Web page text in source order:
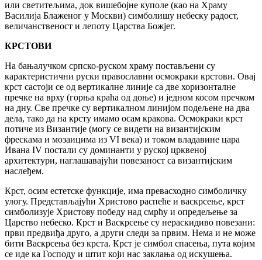
или светитељима, док вишебојне куполе (као на Храму
Василија Блаженог у Москви) симболишу небеску радост,
величанственост и лепоту Царства Божјег.
КРСТОВИ
На бањалучком српско-руском храму постављени су
карактеристични руски православни осмокраки крстови. Овај
крст састоји се од вертикалне линије са две хоризонталне
пречке на врху (горња краћа од доње) и једном косом пречком
на дну. Све пречке су вертикалном линијом подељене на два
дела, тако да на крсту имамо осам кракова. Осмокраки крст
потиче из Византије (могу се видети на византијским
фрескама и мозаицима из VI века) и током владавине цара
Ивана IV постали су доминанти у руској црквеној
архитектури, наглашавајући повезаност са византијским
наслеђем.
Крст, осим естетске функције, има превасходно симболичку
улогу. Представљајући Христово распеће и васкрсење, крст
симболизује Христову победу над смрћу и опредељење за
Царство небеско. Крст и Васкрсење су нераскидиво повезани:
први предвиђа друго, а други следи за првим. Нема и не може
бити Васкрсења без крста. Крст је симбол спасења, пута којим
се иде ка Господу и штит који нас заклања од искушења.